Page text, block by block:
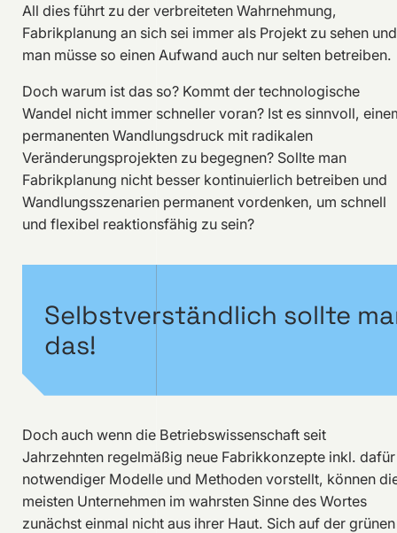
All dies führt zu der verbreiteten Wahrnehmung,
Fabrikplanung an sich sei immer als Projekt zu sehen und
man müsse so einen Aufwand auch nur selten betreiben.
Doch warum ist das so? Kommt der technologische
Wandel nicht immer schneller voran? Ist es sinnvoll,
permanenten Wandlungsdruck mit radikalen
Veränderungsprojekten zu begegnen? Sollte man
Fabrikplanung nicht besser kontinuierlich betreiben und
Wandlungsszenarien permanent vordenken, um schnell
und flexibel reaktionsfähig zu sein?
Selbstverständlich sollte
das!
Doch auch wenn die Betriebswissenschaft seit
Jahrzehnten regelmäßig neue Fabrikkonzepte inkl. dafür
notwendiger Modelle und Methoden vorstellt, können
meisten Unternehmen im wahrsten Sinne des Wortes
zunächst einmal nicht aus ihrer Haut. Sich auf der grünen